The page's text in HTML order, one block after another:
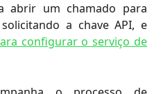
abrir um chamado para
a chave API, e
configurar o serviço de